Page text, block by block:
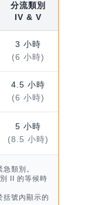
分流類別
IV & V
3 小時
(6 小時)
4.5 小時
(6 小時)
5 小時
(8.5 小時)
類別。
II 的等候時
括號內顯示的